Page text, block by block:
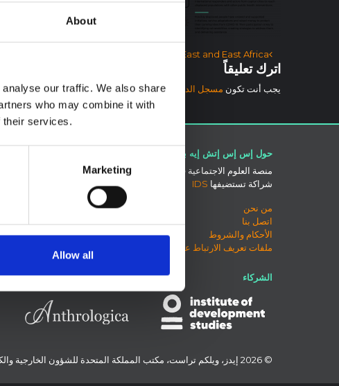
About
our traffic. We also share
who may combine it with
their services.
Marketing
Allow all
آخر الملاحة
Forcibly Displaced People in the Middle East and East Africa
اترك تعليقاً
يجب أنت تكون مسجل الدخول لتضيف تعليقاً.
حول إس إس إتش إيه بي
منصة العلوم الاجتماعية في العمل الإنساني هي
شراكة تستضيفها IDS
من نحن
اتصل بنا
الأحكام والشروط
ملفات تعريف الارتباط على هذا الموقع
الشركاء
© 2026 إيدز، ويلكم تراست، مكتب المملكة المتحدة للشؤون الخارجية والكومنولث والتنمية، واليونيسف